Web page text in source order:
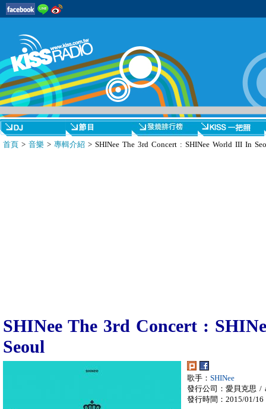
首頁 > 音樂 > 專輯介紹 > SHINee The 3rd Concert : SHINee World III In
SHINee The 3rd Concert :
Seoul
歌手： SHINee
發行公司：愛貝克思 /
發行時間：2015/01/16